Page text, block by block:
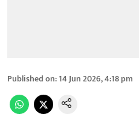
Published on:14 Jun 2026, 4:18 pm